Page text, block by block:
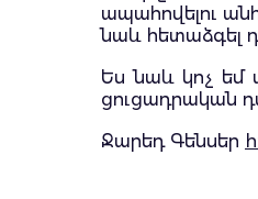
ապահովելու
նաև հետաձգել
Ես նաև կոչ եմ
ցուցադրական
Ջարեդ Գենսեր